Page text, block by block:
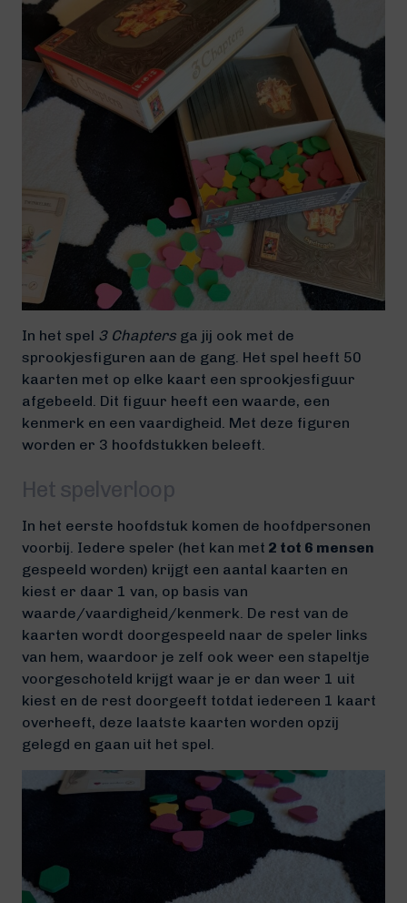
In het spel 3 Chapters ga jij ook met de
sprookjesfiguren aan de gang. Het spel heeft 50
kaarten met op elke kaart een sprookjesfiguur
afgebeeld. Dit figuur heeft een waarde, een
kenmerk en een vaardigheid. Met deze figuren
worden er 3 hoofdstukken beleeft.
Het spelverloop
In het eerste hoofdstuk komen de hoofdpersonen
voorbij. Iedere speler (het kan met 2 tot 6 mensen
gespeeld worden) krijgt een aantal kaarten en
kiest er daar 1 van, op basis van
waarde/vaardigheid/kenmerk. De rest van de
kaarten wordt doorgespeeld naar de speler links
van hem, waardoor je zelf ook weer een stapeltje
voorgeschoteld krijgt waar je er dan weer 1 uit
kiest en de rest doorgeeft totdat iedereen 1 kaart
overheeft, deze laatste kaarten worden opzij
gelegd en gaan uit het spel.